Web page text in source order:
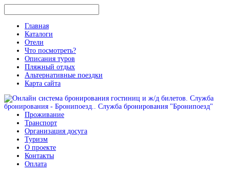
Главная
Каталоги
Отели
Что посмотреть?
Описания туров
Пляжный отдых
Альтернативные поездки
Карта сайта
Проживание
Транспорт
Организация досуга
Туризм
О проекте
Контакты
Оплата